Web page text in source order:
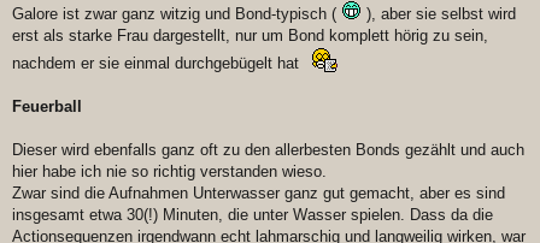
Galore ist zwar ganz witzig und Bond-typisch (
), aber sie selbst wird
erst als starke Frau dargestellt, nur um Bond komplett hörig zu sein,
nachdem er sie einmal durchgebügelt hat
Feuerball
Dieser wird ebenfalls ganz oft zu den allerbesten Bonds gezählt und auch
hier habe ich nie so richtig verstanden wieso.
Zwar sind die Aufnahmen Unterwasser ganz gut gemacht, aber es sind
insgesamt etwa 30(!) Minuten, die unter Wasser spielen. Dass da die
Actionsequenzen irgendwann echt lahmarschig und langweilig wirken, war